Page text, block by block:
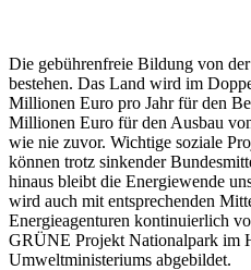
Die gebührenfreie Bildung von
bestehen. Das Land wird im
Millionen Euro pro Jahr für den
Millionen Euro für den Ausbau
wie nie zuvor. Wichtige soziale
können trotz sinkender
hinaus bleibt die Energiewende
wird auch mit entsprechenden
Energieagenturen kontinuierlich
GRÜNE Projekt Nationalpark im
Umweltministeriums abgebildet.